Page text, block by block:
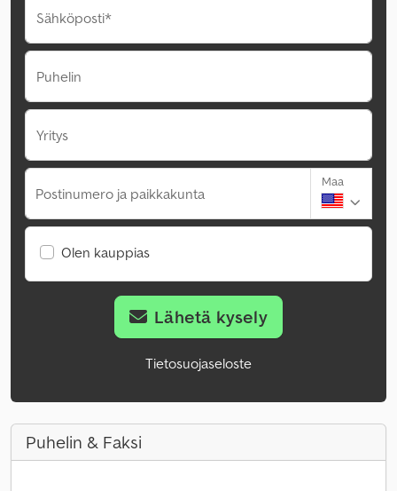
Sähköposti*
Puhelin
Yritys
Postinumero ja paikkakunta
Maa
Olen kauppias
Lähetä kysely
Tietosuojaseloste
Puhelin & Faksi